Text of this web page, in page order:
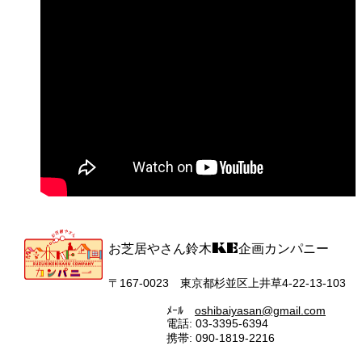
お芝居やさん鈴木KE企画カンパニー
〒167‐0023 東京都杉並区上井草4-22-13-103
ﾒｰﾙ oshibaiyasan@gmail.com
電話: 03-3395-6394
携帯: 090-1819-2216